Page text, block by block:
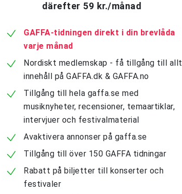
därefter 59 kr./månad
GAFFA-tidningen direkt i din brevlåda
varje månad
Nordiskt medlemskap - få tillgång till allt
innehåll på GAFFA.dk & GAFFA.no
Tillgång till hela gaffa.se med
musiknyheter, recensioner, temaartiklar,
intervjuer och festivalmaterial
Avaktivera annonser på gaffa.se
Tillgång till över 150 GAFFA tidningar
Rabatt på biljetter till konserter och
festivaler